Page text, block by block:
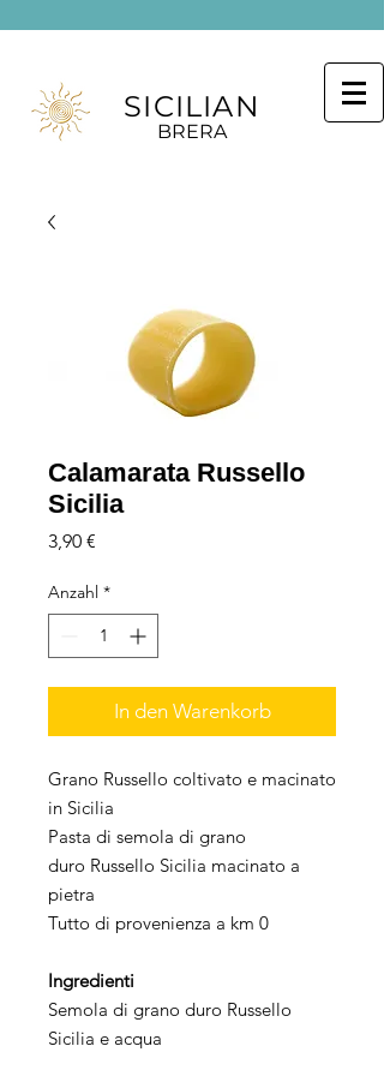
SICILIAN
BRERA
Calamarata Russello
Sicilia
3,90 €
Anzahl *
In den Warenkorb
Grano Russello coltivato e macinato
in Sicilia
Pasta di semola di grano
duro Russello Sicilia macinato a
pietra
Tutto di provenienza a km 0
Ingredienti
Semola di grano duro Russello
Sicilia e acqua